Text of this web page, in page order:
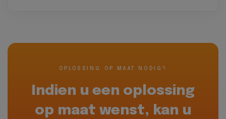
OPLOSSING OP MAAT NODIG?
Indien u een oplossing
op maat wenst, kan u